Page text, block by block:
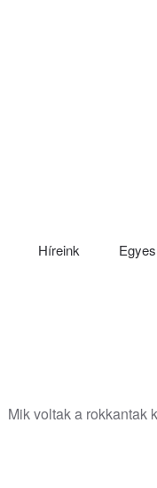
Híreink
Mik voltak a rokkantak